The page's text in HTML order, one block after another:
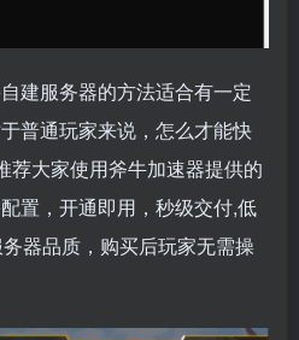
建服务器的方法适合有一定
普通玩家来说，怎么才能快
荐大家使用斧牛加速器提供的
置，开通即用，秒级交付,低
器品质，购买后玩家无需操